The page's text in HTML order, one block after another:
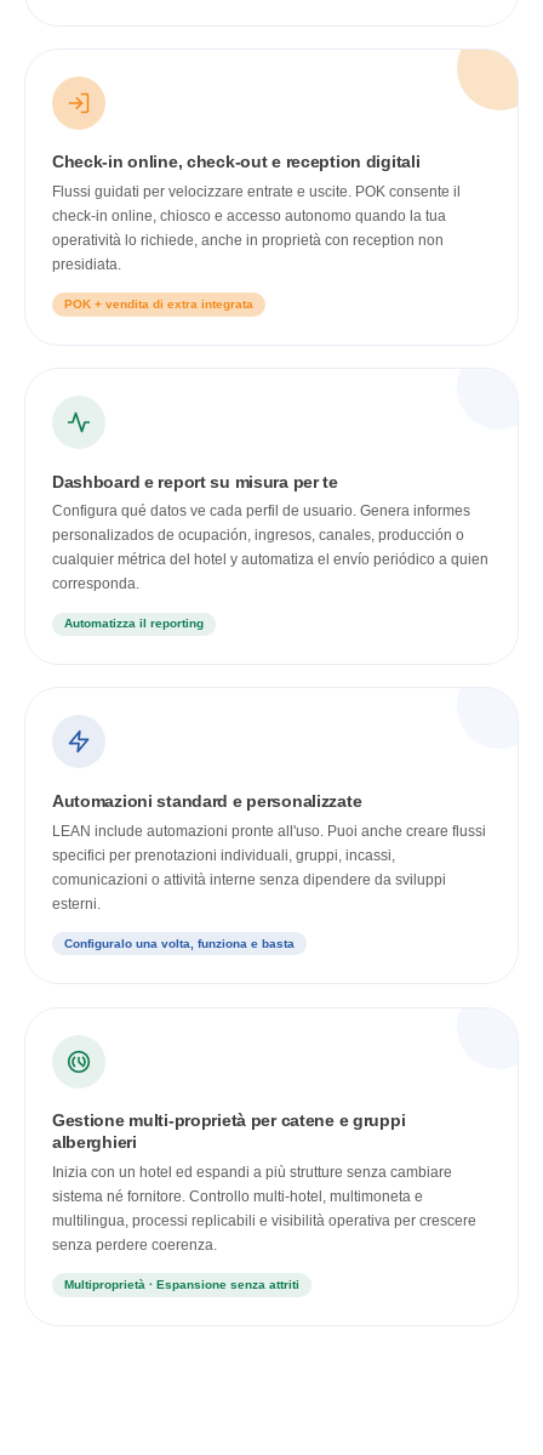
Check-in online, check-out e reception digitali
Flussi guidati per velocizzare entrate e uscite. POK consente il
check-in online, chiosco e accesso autonomo quando la tua
operatività lo richiede, anche in proprietà con reception non
presidiata.
POK + vendita di extra integrata
Dashboard e report su misura per te
Configura qué datos ve cada perfil de usuario. Genera informes
personalizados de ocupación, ingresos, canales, producción o
cualquier métrica del hotel y automatiza el envío periódico a quien
corresponda.
Automatizza il reporting
Automazioni standard e personalizzate
LEAN include automazioni pronte all'uso. Puoi anche creare flussi
specifici per prenotazioni individuali, gruppi, incassi,
comunicazioni o attività interne senza dipendere da sviluppi
esterni.
Configuralo una volta, funziona e basta
Gestione multi-proprietà per catene e gruppi
alberghieri
Inizia con un hotel ed espandi a più strutture senza cambiare
sistema né fornitore. Controllo multi-hotel, multimoneta e
multilingua, processi replicabili e visibilità operativa per crescere
senza perdere coerenza.
Multiproprietà · Espansione senza attriti